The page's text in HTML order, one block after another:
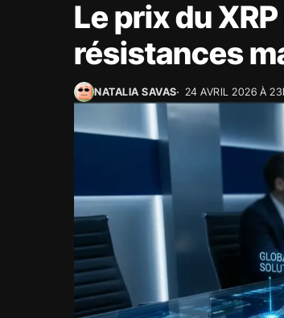
Le prix du
résistances
NATALIA SAVAS 24 AVRIL 2026 À